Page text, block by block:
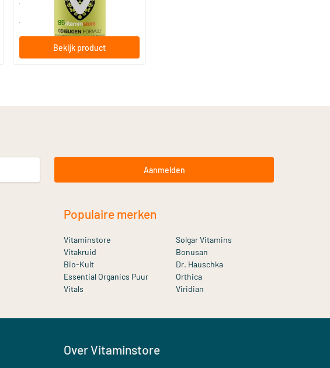
Vitaminstore
vanaf 95
Bekijk product
Aanmelden
Populaire merken
Vitaminstore
Solgar Vitamins
Vitakruid
Bonusan
Bio-Kult
Dr. Hauschka
Essential Organics Puur
Orthica
Vitals
Viridian
Over Vitaminstore